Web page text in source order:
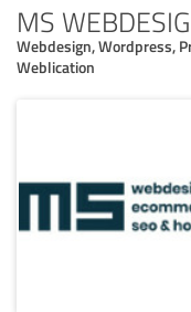
MS
Webdesign, Wordpress,
Weblication